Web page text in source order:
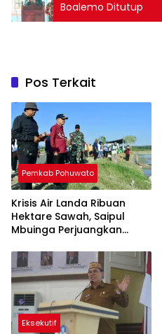
Boalemo Ditutup
Pos Terkait
Pemkab Pohuwato
Krisis Air Landa Ribuan
Hektare Sawah, Saipul
Mbuinga Perjuangkan
Rupiah
Eksekutif